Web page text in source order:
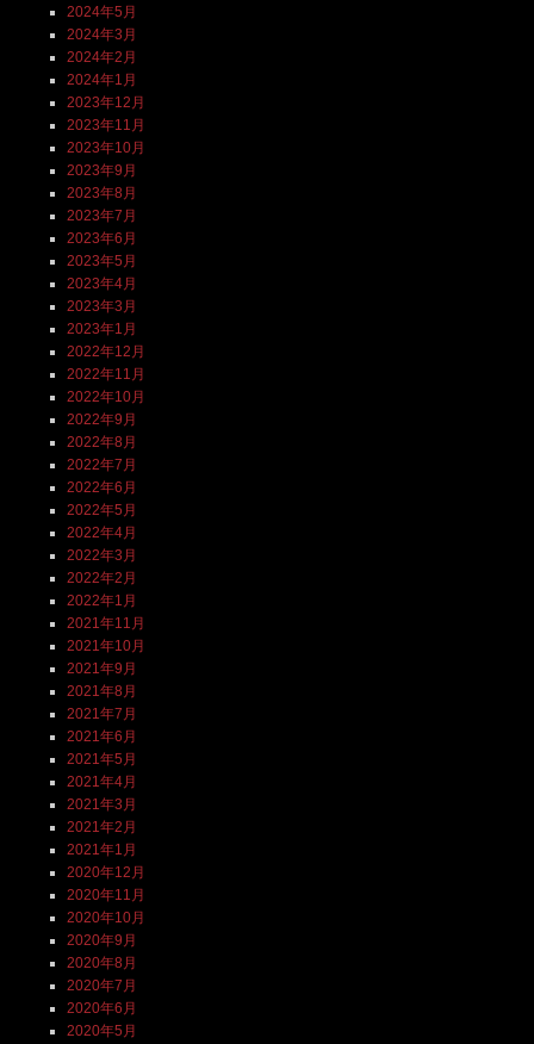
2024年5月
2024年3月
2024年2月
2024年1月
2023年12月
2023年11月
2023年10月
2023年9月
2023年8月
2023年7月
2023年6月
2023年5月
2023年4月
2023年3月
2023年1月
2022年12月
2022年11月
2022年10月
2022年9月
2022年8月
2022年7月
2022年6月
2022年5月
2022年4月
2022年3月
2022年2月
2022年1月
2021年11月
2021年10月
2021年9月
2021年8月
2021年7月
2021年6月
2021年5月
2021年4月
2021年3月
2021年2月
2021年1月
2020年12月
2020年11月
2020年10月
2020年9月
2020年8月
2020年7月
2020年6月
2020年5月